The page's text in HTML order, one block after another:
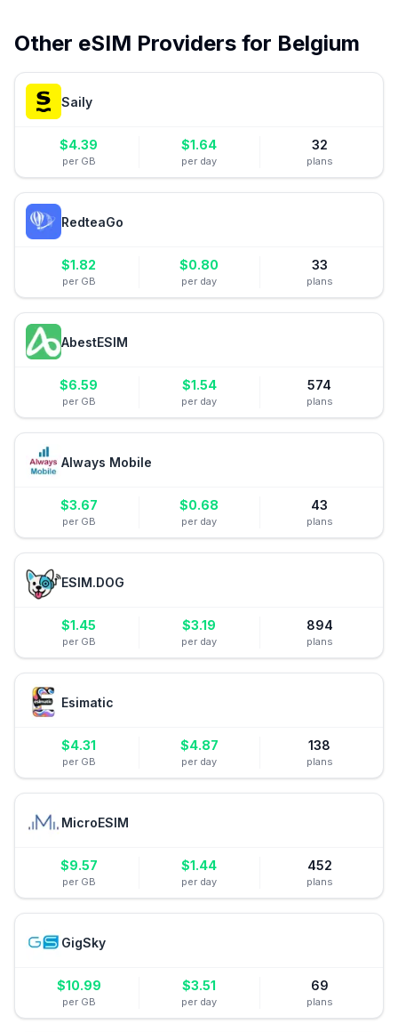
Other eSIM Providers for Belgium
Saily
$4.39
per GB
$1.64
per day
32
plans
RedteaGo
$1.82
per GB
$0.80
per day
33
plans
AbestESIM
$6.59
per GB
$1.54
per day
574
plans
Always Mobile
$3.67
per GB
$0.68
per day
43
plans
ESIM.DOG
$1.45
per GB
$3.19
per day
894
plans
Esimatic
$4.31
per GB
$4.87
per day
138
plans
MicroESIM
$9.57
per GB
$1.44
per day
452
plans
GigSky
$10.99
per GB
$3.51
per day
69
plans